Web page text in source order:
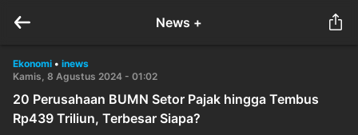
News +
Ekonomi • inews
Kamis, 8 Agustus 2024 - 01:02
20 Perusahaan BUMN Setor Pajak hingga Tembus
Rp439 Triliun, Terbesar Siapa?